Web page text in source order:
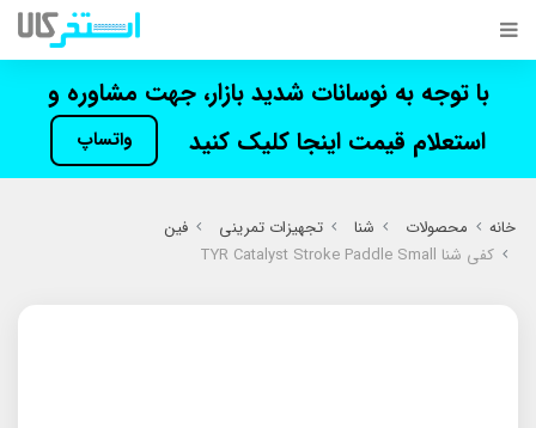
با توجه به نوسانات شدید بازار، جهت مشاوره و
استعلام قیمت اینجا کلیک کنید
واتساپ
خانه محصولات شنا تجهیزات تمرینی
فین
کفی شنا TYR Catalyst Stroke Paddle Small